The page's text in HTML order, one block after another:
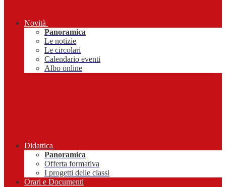
Novità
Panoramica
Le notizie
Le circolari
Calendario eventi
Albo online
Didattica
Panoramica
Offerta formativa
I progetti delle classi
Orari e Documenti